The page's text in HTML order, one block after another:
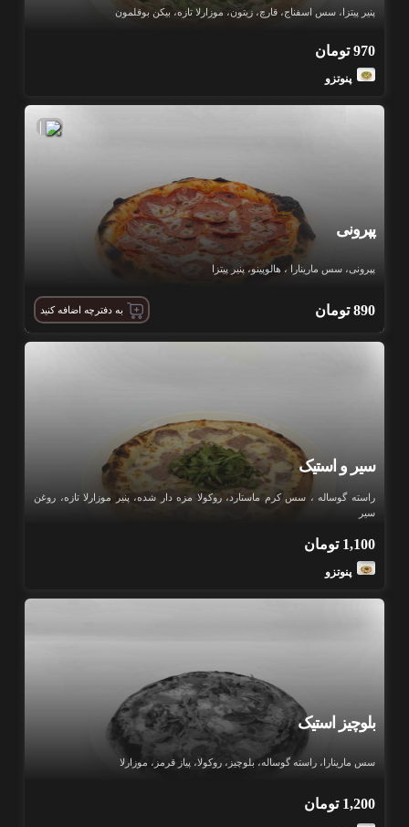
پنیر پیتزا، سس اسفناج، قارچ، زیتون، موزارلا تازه، بیکن بوقلمون
970 تومان
پنوتزو
|
پپرونی
پپرونی، سس مارینارا ، هالوپینو، پنیر پیتزا
890 تومان به دفترچه اضافه کنید
سیر و استیک
راسته گوساله ، سس کرم ماستارد، روکولا مزه دار شده، پنیر موزارلا تازه، روغن
سیر
1,100 تومان
پنوتزو
بلوچیز استیک
سس مارینارا، راسته گوساله، بلوچیز، روکولا، پیاز قرمز، موزارلا
1,200 تومان